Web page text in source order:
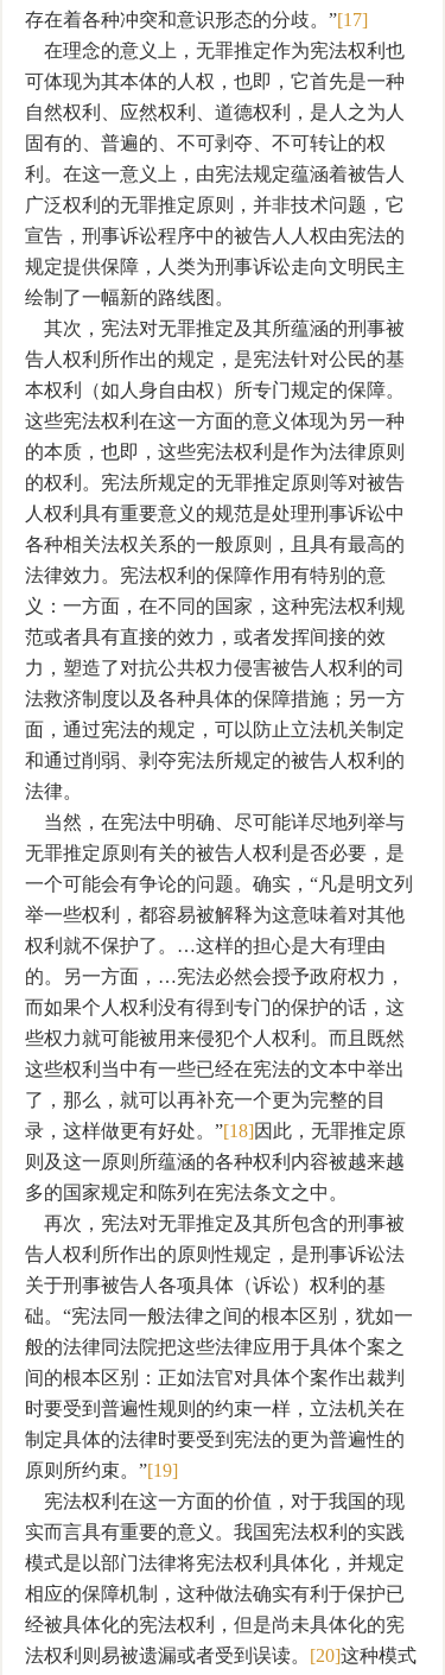
存在着各种冲突和意识形态的分歧。”[17]
在理念的意义上，无罪推定作为宪法权利也
可体现为其本体的人权，也即，它首先是一种
自然权利、应然权利、道德权利，是人之为人
固有的、普遍的、不可剥夺、不可转让的权
利。在这一意义上，由宪法规定蕴涵着被告人
广泛权利的无罪推定原则，并非技术问题，它
宣告，刑事诉讼程序中的被告人人权由宪法的
规定提供保障，人类为刑事诉讼走向文明民主
绘制了一幅新的路线图。
其次，宪法对无罪推定及其所蕴涵的刑事被
告人权利所作出的规定，是宪法针对公民的基
本权利（如人身自由权）所专门规定的保障。
这些宪法权利在这一方面的意义体现为另一种
的本质，也即，这些宪法权利是作为法律原则
的权利。宪法所规定的无罪推定原则等对被告
人权利具有重要意义的规范是处理刑事诉讼中
各种相关法权关系的一般原则，且具有最高的
法律效力。宪法权利的保障作用有特别的意
义：一方面，在不同的国家，这种宪法权利规
范或者具有直接的效力，或者发挥间接的效
力，塑造了对抗公共权力侵害被告人权利的司
法救济制度以及各种具体的保障措施；另一方
面，通过宪法的规定，可以防止立法机关制定
和通过削弱、剥夺宪法所规定的被告人权利的
法律。
当然，在宪法中明确、尽可能详尽地列举与
无罪推定原则有关的被告人权利是否必要，是
一个可能会有争论的问题。确实，“凡是明文列
举一些权利，都容易被解释为这意味着对其他
权利就不保护了。…这样的担心是大有理由
的。另一方面，…宪法必然会授予政府权力，
而如果个人权利没有得到专门的保护的话，这
些权力就可能被用来侵犯个人权利。而且既然
这些权利当中有一些已经在宪法的文本中举出
了，那么，就可以再补充一个更为完整的目
录，这样做更有好处。”[18]因此，无罪推定原
则及这一原则所蕴涵的各种权利内容被越来越
多的国家规定和陈列在宪法条文之中。
再次，宪法对无罪推定及其所包含的刑事被
告人权利所作出的原则性规定，是刑事诉讼法
关于刑事被告人各项具体（诉讼）权利的基
础。“宪法同一般法律之间的根本区别，犹如一
般的法律同法院把这些法律应用于具体个案之
间的根本区别：正如法官对具体个案作出裁判
时要受到普遍性规则的约束一样，立法机关在
制定具体的法律时要受到宪法的更为普遍性的
原则所约束。”[19]
宪法权利在这一方面的价值，对于我国的现
实而言具有重要的意义。我国宪法权利的实践
模式是以部门法律将宪法权利具体化，并规定
相应的保障机制，这种做法确实有利于保护已
经被具体化的宪法权利，但是尚未具体化的宪
法权利则易被遗漏或者受到误读。 [20]这种模式